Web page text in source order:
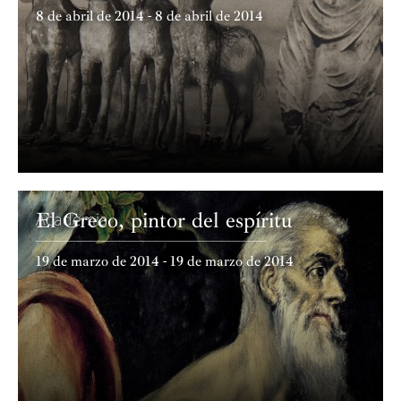
8 de abril de 2014 - 8 de abril de 2014
Academia
El Greco, pintor del espíritu
19 de marzo de 2014 - 19 de marzo de 2014